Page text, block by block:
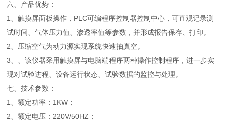
六、产品优势：
1、触摸屏面板操作，PLC可编程序控制器控制中心，可直观记录测
试时间、气体压力值、渗透率值等参数，并形成报告保存、打印。
2、压缩空气为动力源实现系统快速抽真空。
3、、该仪器采用触摸屏与电脑端程序两种操作控制程序，进一步实
现对试验进程、设备运行状态、试验数据的监控与处理。
七、技术参数：
1、额定功率：1KW；
2、额定电压：220V/50HZ；